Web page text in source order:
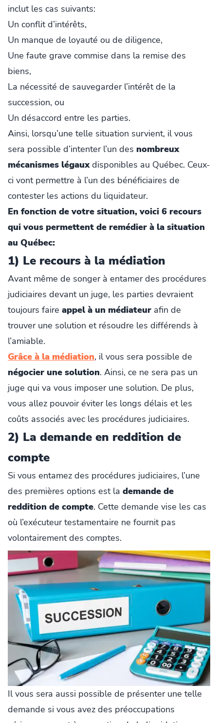
inclut les cas suivants:
Un conflit d’intérêts,
Un manque de loyauté ou de diligence,
Une faute grave commise dans la remise des
biens,
La nécessité de sauvegarder l’intérêt de la
succession, ou
Un désaccord entre les parties.
Ainsi, lorsqu’une telle situation survient, il vous
sera possible d’intenter l’un des nombreux
mécanismes légauxdisponibles au Québec. Ceux-
ci vont permettre à l’un des bénéficiaires de
contester les actions du liquidateur.
En fonction de votre situation, voici 6 recours
qui vous permettent de remédier à la situation
au Québec:
1) Le recours à la médiation
Avant même de songer à entamer des procédures
judiciaires devant un juge, les parties devraient
toujours faire appel à un médiateur afin de
trouver une solution et résoudre les différends à
l’amiable.
Grâce à la médiation, il vous sera possible de
négocier une solution. Ainsi, ce ne sera pas un
juge qui va vous imposer une solution. De plus,
vous allez pouvoir éviter les longs délais et les
coûts associés avec les procédures judiciaires.
2) La demande en reddition de
compte
Si vous entamez des procédures judiciaires, l’une
des premières options est la demande de
reddition de compte. Cette demande vise les cas
où l’exécuteur testamentaire ne fournit pas
volontairement des comptes.
Il vous sera aussi possible de présenter une telle
demande si vous avez des préoccupations